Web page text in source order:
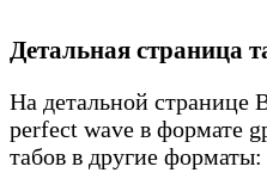
Детальная страница
На детальной странице
perfect wave в формате
табов в другие